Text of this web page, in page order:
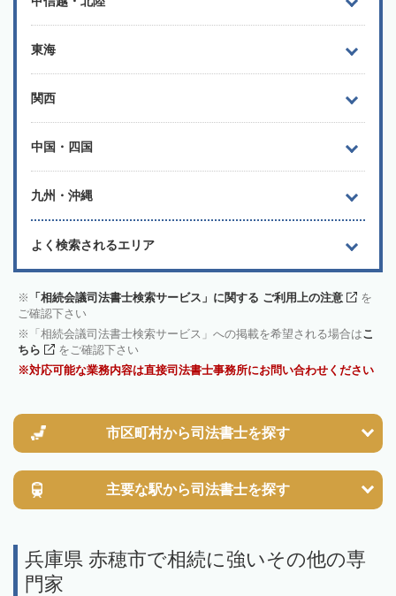
東海
関西
中国・四国
九州・沖縄
よく検索されるエリア
「相続会議司法書士検索サービス」に関する ご利用上の注意
を
ご確認下さい
「相続会議司法書士検索サービス」への掲載を希望される場合はこ
ちら
をご確認下さい
対応可能な業務内容は直接司法書士事務所にお問い合わせください
市区町村から司法書士を探す
主要な駅から司法書士を探す
兵庫県 赤穂市で相続に強いその他の専
門家